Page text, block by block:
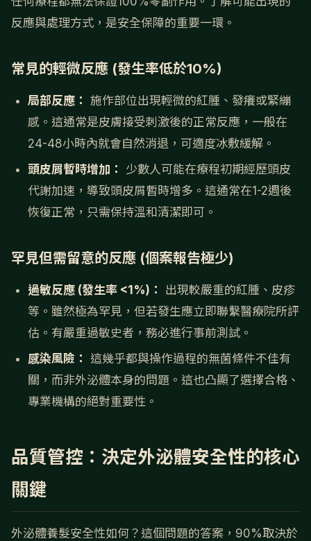
反應與處理方式，是安全保障的重要一環。
常見的輕微反應 (發生率低於10%)
局部反應： 施作部位出現輕微的紅腫、發癢或緊繃
感。這通常是皮膚接受刺激後的正常反應，一般在
24-48小時內就會自然消退，可適度冰敷緩解。
頭皮屑暫時增加：
少數人可能在療程初期經歷頭皮
代謝加速，導致頭皮屑暫時增多。這通常在1-2週後
恢復正常，只需保持溫和清潔即可。
罕見但需留意的反應 (個案報告極少)
過敏反應 (發生率 <1%)：
出現較嚴重的紅腫、皮疹
等。雖然極為罕見，但若發生應立即聯繫醫療院所評
估。有嚴重過敏史者，務必進行事前測試。
感染風險：
這幾乎都與操作過程的無菌條件不佳有
關，而非外泌體本身的問題。這也凸顯了選擇合格、
專業機構的絕對重要性。
品質管控：決定外泌體安全性的核心
關鍵
外泌體養髮安全性如何？這個問題的答案，90%取決於